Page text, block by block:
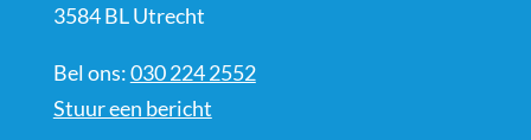
3584 BL Utrecht
Bel ons:030 224 2552
Stuur een bericht